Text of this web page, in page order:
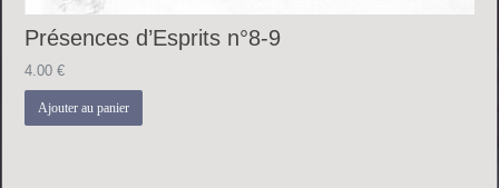
Présences d’Esprits n°8-9
4.00€
Ajouter au panier